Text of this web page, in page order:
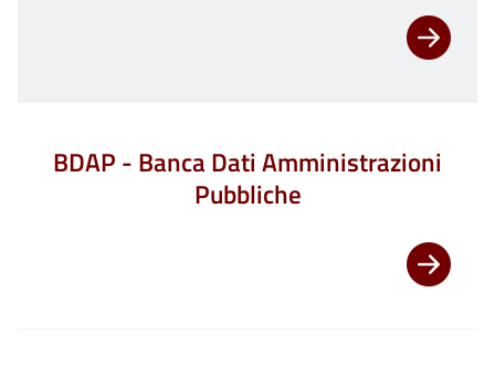
BDAP - Banca Dati Amministrazioni
Pubbliche